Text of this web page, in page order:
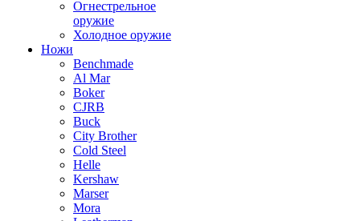
Огнестрельное
оружие
Холодное оружие
Ножи
Benchmade
Al Mar
Boker
CJRB
Buck
City Brother
Cold Steel
Helle
Kershaw
Marser
Mora